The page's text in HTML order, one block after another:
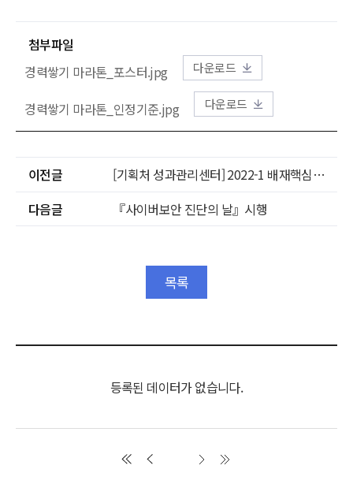
첨부파일
경력쌓기 마라톤_포스터.jpg
다운로드
경력쌓기 마라톤_인정기준.jpg 다운로드
이전글
[기획처 성과관리센터] 2022-1 배재핵심역량진단(P-CASO) 참여 안내
다음글
『사이버보안 진단의 날』시행
목록
등록된 데이터가 없습니다.